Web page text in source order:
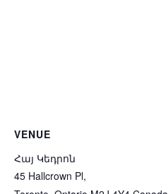
VENUE
Հայ Կեդրոն
45 Hallcrown Pl,